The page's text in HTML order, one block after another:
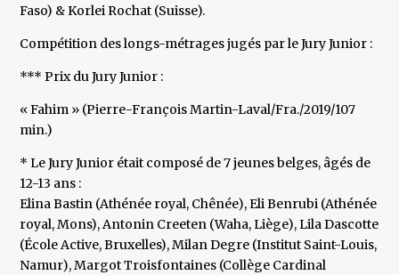
Faso) & Korlei Rochat (Suisse).
Compétition des longs-métrages jugés par le Jury Junior :
*** Prix du Jury Junior :
« Fahim » (Pierre-François Martin-Laval/Fra./2019/107
min.)
* Le Jury Junior était composé de 7 jeunes belges, âgés de
12-13 ans :
Elina Bastin (Athénée royal, Chênée), Eli Benrubi (Athénée
royal, Mons), Antonin Creeten (Waha, Liège), Lila Dascotte
(École Active, Bruxelles), Milan Degre (Institut Saint-Louis,
Namur), Margot Troisfontaines (Collège Cardinal